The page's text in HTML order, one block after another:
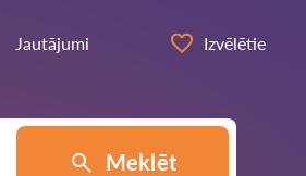
Jautājumi Izvēlētie
Meklēt